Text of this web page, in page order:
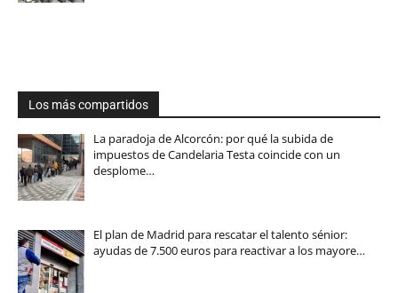
Los más compartidos
La paradoja de Alcorcón: por qué la subida de
impuestos de Candelaria Testa coincide con un
desplome…
El plan de Madrid para rescatar el talento sénior:
ayudas de 7.500 euros para reactivar a los mayore…